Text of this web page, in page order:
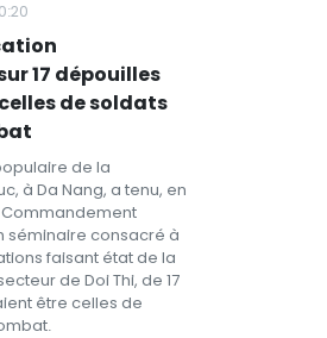
17 dépouilles
de soldats
de la
à Da Nang, a tenu, en
séminaire consacré à
faisant état de la
de Doi Thi, de 17
être celles de